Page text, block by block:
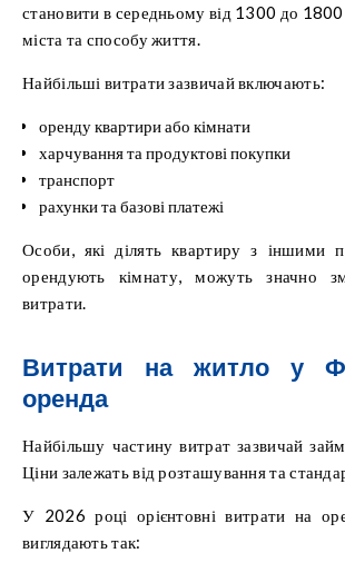
становити в середньому від 1300 до 1800
міста та способу життя.
Найбільші витрати зазвичай включають:
оренду квартири або кімнати
харчування та продуктові покупки
транспорт
рахунки та базові платежі
Особи, які ділять квартиру з іншими
орендують кімнату, можуть значно
витрати.
Витрати на житло у
оренда
Найбільшу частину витрат зазвичай
Ціни залежать від розташування та
У 2026 році орієнтовні витрати на
виглядають так: